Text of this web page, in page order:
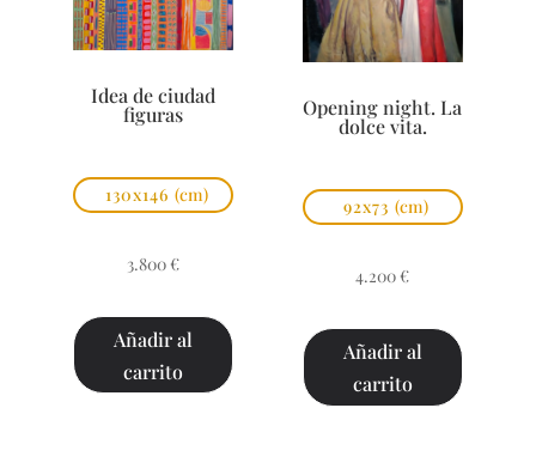
Idea de ciudad
figuras
130x146 (cm)
3.800 €
Añadir al
carrito
Opening night. La
dolce vita.
92x73 (cm)
4.200 €
Añadir al
carrito